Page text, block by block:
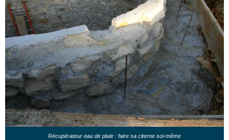
Récupérateur eau de pluie : faire sa citerne soi-même